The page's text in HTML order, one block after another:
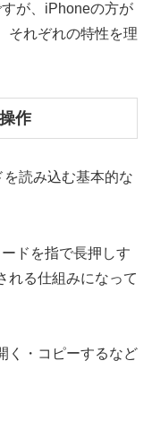
が、iPhoneの方が
それぞれの特性を理
作
読み込む基本的な
ドを指で長押しす
れる仕組みになって
く・コピーするなど